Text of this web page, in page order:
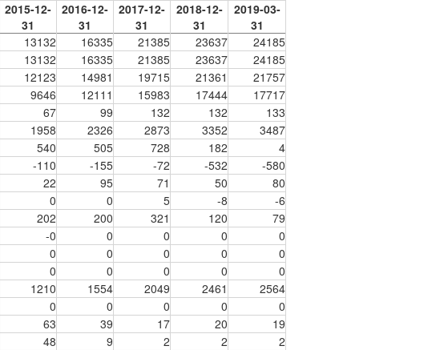
2015-12-
31
2016-12-
31
2017-12-
31
2018-12-
31
2019-03-
31
13132 16335 21385 23637
24185
13132 16335 21385 23637
24185
12123 14981 19715 21361
21757
9646 12111 15983 17444
17717
67 99 132 132
133
1958 2326 2873 3352
3487
540 505 728 182
4
-110 -155 -72 -532
-580
22 95 71 50
80
0 0 5 -8
-6
202 200 321 120
79
-0 0 0 0
0
0 0 0 0
0
0 0 0 0
0
1210 1554 2049 2461
2564
0 0 0 0
0
63 39 17 20
19
48 9 2 2
2